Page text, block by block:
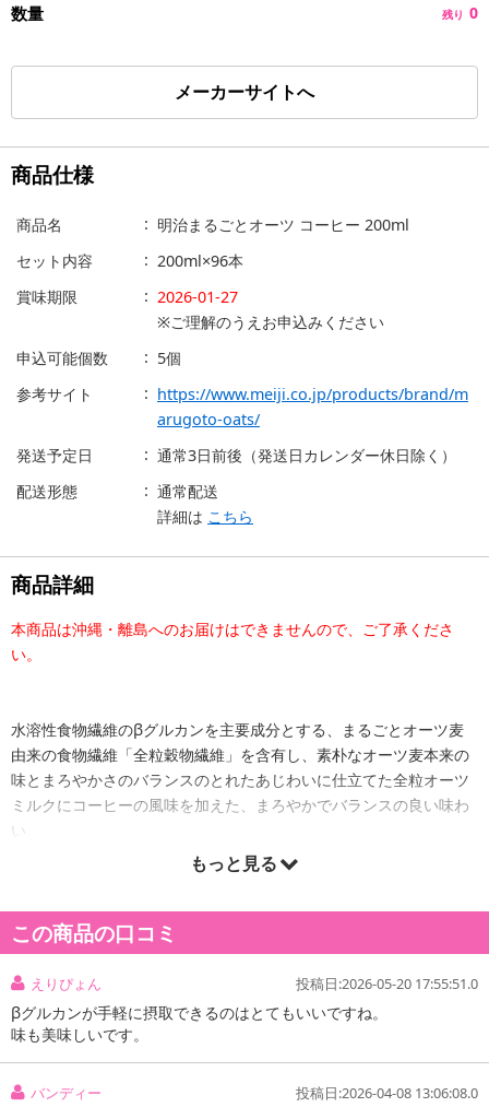
数量 残り 0
メーカーサイトへ
商品仕様
商品名
明治まるごとオーツ コーヒー 200ml
セット内容
200ml×96本
賞味期限
2026-01-27
※ご理解のうえお申込みください
申込可能個数
5個
参考サイト
https://www.meiji.co.jp/products/brand/m
arugoto-oats/
発送予定日
通常3日前後（発送日カレンダー休日除く）
配送形態
通常配送
詳細は こちら
商品詳細
本商品は沖縄・離島へのお届けはできませんので、ご了承くださ
い。
水溶性食物繊維のβグルカンを主要成分とする、まるごとオーツ麦
由来の食物繊維「全粒穀物繊維」を含有し、素朴なオーツ麦本来の
味とまろやかさのバランスのとれたあじわいに仕立てた全粒オーツ
ミルクにコーヒーの風味を加えた、まろやかでバランスの良い味わ
い
もっと見る
この商品の口コミ
えりぴょん 投稿日:2026-05-20 17:55:51.0
βグルカンが手軽に摂取できるのはとてもいいですね。
味も美味しいです。
バンディー 投稿日:2026-04-08 13:06:08.0